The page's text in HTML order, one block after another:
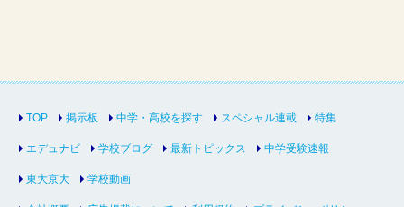
TOP 掲示板 中学・高校を探す スペシャル連載 特集
エデュナビ 学校ブログ 最新トピックス 中学受験速報
東大京大 学校動画